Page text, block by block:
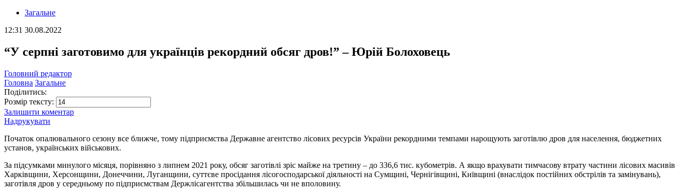
Загальне
12:31 30.08.2022
“У серпні заготовимо для українців рекордний обсяг дров!” – Юрій Болоховець
Головний редактор
Головна Загальне
Поділитись:
Розмір тексту:
Залишити коментар
Надрукувати
Початок опалювального сезону все ближче, тому підприємства Державне агентство лісових ресурсів України рекордними темпами нарощують заготівлю дров для населення, бюджетних
установ, українських військових.
За підсумками минулого місяця, порівняно з липнем 2021 року, обсяг заготівлі зріс майже на третину – до 336,6 тис. кубометрів. А якщо врахувати тимчасову втрату частини лісових масивів
Харківщини, Херсонщини, Донеччини, Луганщини, суттєве просідання лісогосподарської діяльності на Сумщині, Чернігівщині, Київщині (внаслідок постійних обстрілів та замінувань),
заготівля дров у середньому по підприємствам Держлісагентства збільшилась чи не вполовину.